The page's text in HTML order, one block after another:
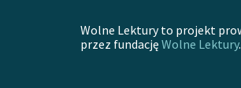
Wolne Lektury to projekt
przez fundację Wolne Lektury.